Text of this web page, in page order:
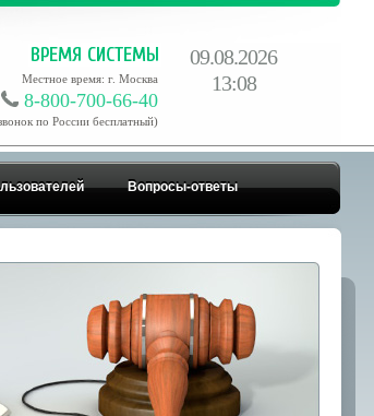
09.08.2026
13:08
Местное время: г. Москва
8-800-700-66-40
по России бесплатный)
Вопросы-ответы